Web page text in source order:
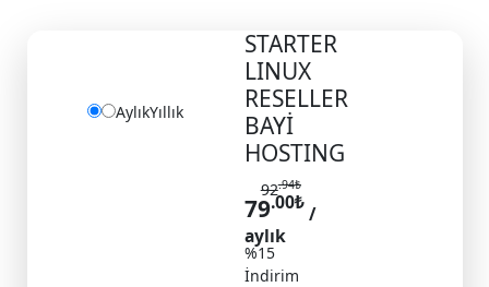
AylıkYıllık
STARTER
LINUX
RESELLER
BAYİ
HOSTING
92.94₺
79.00₺
/
aylık
%15
İndirim